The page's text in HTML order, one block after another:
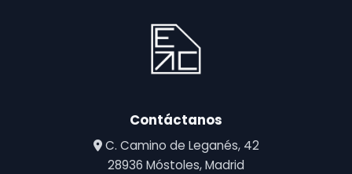
Contáctanos
C. Camino de Leganés, 42
28936 Móstoles, Madrid